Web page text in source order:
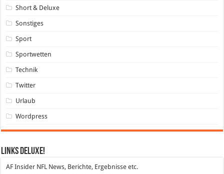
Short & Deluxe
Sonstiges
Sport
Sportwetten
Technik
Twitter
Urlaub
Wordpress
Links DeLuXe!
AF Insider NFL News, Berichte, Ergebnisse etc.